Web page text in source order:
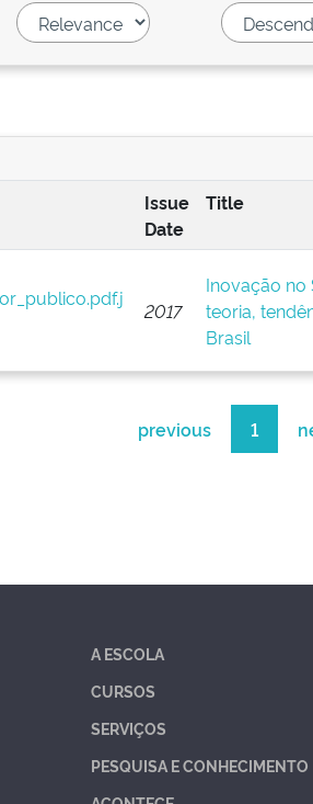
Issue
Date
Title
2017
Inovação no
teoria,
Brasil
previous 1
A ESCOLA
CURSOS
SERVIÇOS
PESQUISA E CONHECIMENTO